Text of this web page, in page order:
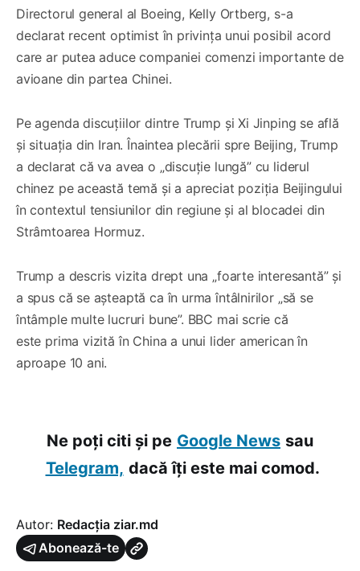
Directorul general al Boeing, Kelly Ortberg, s-a
declarat recent optimist în privința unui posibil acord
care ar putea aduce companiei comenzi importante de
avioane din partea Chinei.
Pe agenda discuțiilor dintre Trump și Xi Jinping se află
și situația din Iran. Înaintea plecării spre Beijing, Trump
a declarat că va avea o „discuție lungă” cu liderul
chinez pe această temă și a apreciat poziția Beijingului
în contextul tensiunilor din regiune și al blocadei din
Strâmtoarea Hormuz.
Trump a descris vizita drept una „foarte interesantă” și
a spus că se așteaptă ca în urma întâlnirilor „să se
întâmple multe lucruri bune”. BBC mai scrie că
este prima vizită în China a unui lider american în
aproape 10 ani.
Ne poți citi și pe Google News sau
Telegram, dacă îți este mai comod.
Autor: Redacția ziar.md
Abonează-te